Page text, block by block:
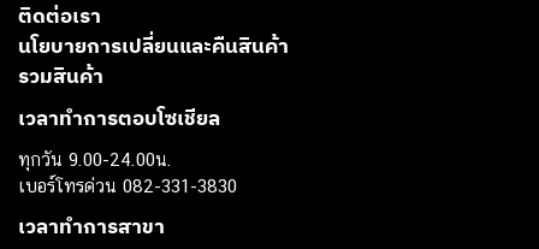
ติดต่อเรา
นโยบายการเปลี่ยนและคืนสินค้า
รวมสินค้า
เวลาทำการตอบโซเชียล
ทุกวัน 9.00-24.00น.
เบอร์โทรด่วน 082-331-3830
เวลาทำการสาขา